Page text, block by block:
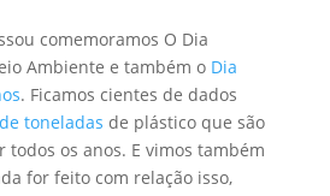
comemoramos O Dia
Ambiente e também o Dia
. Ficamos cientes de dados
toneladas de plástico que são
todos os anos. E vimos também
for feito com relação isso,